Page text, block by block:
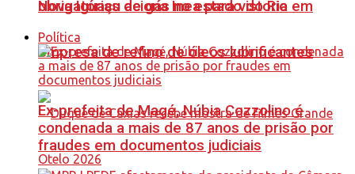
Nova Iguaçu aciona Inea para vistoria em
empresa de refino de óleos lubrificantes
obrigatórias de gás no estado do Rio
Política
Ex-prefeita de Magé, Núbia Cozzolino é
condenada a mais de 87 anos de prisão por
fraudes em documentos judiciais